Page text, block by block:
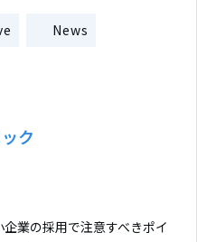
News
ク
業の採用で注意すべきポイ